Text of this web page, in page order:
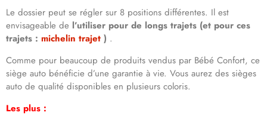
Le dossier peut se régler sur 8 positions différentes. Il est
envisageable de l’utiliser pour de longs trajets (et pour ces
trajets : michelin trajet ) .
Comme pour beaucoup de produits vendus par Bébé Confort, ce
siège auto bénéficie d’une garantie à vie. Vous aurez des sièges
auto de qualité disponibles en plusieurs coloris.
Les plus :